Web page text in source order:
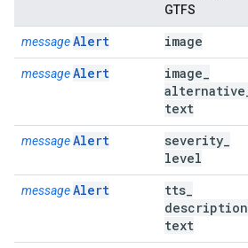
GTFS
messageAlert image
messageAlert image
alternative
text
messageAlert severity
level
messageAlert tts
description
text